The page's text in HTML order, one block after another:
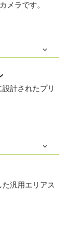
メラです。
計されたプリ
汎用エリアス